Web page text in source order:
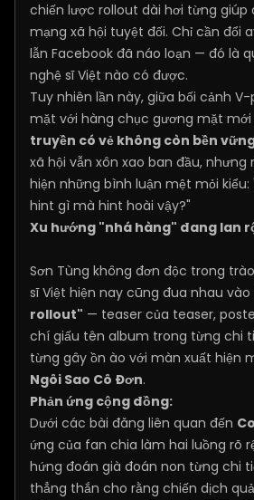
chiến lược rollout dài hơi từng giúp
mạng xã hội tuyệt đối. Chỉ cần đổi
lẫn Facebook đã náo loạn — đó là
nghệ sĩ Việt nào có được.
Tuy nhiên lần này, giữa bối cảnh
mặt với hàng chục gương mặt mới
truyền có vẻ không còn bền
xã hội vẫn xôn xao ban đầu,
hiện những bình luận mệt mỏi kiểu:
hint gì mà hint hoài vậy?"
Xu hướng "nhá hàng" đang lan
Sơn Tùng không đơn độc trong
sĩ Việt hiện nay cũng đua nhau vào
rollout" — teaser của teaser,
chí giấu tên album trong từng chi
từng gây ồn ào với màn xuất hiện
Ngôi Sao Cô Đơn.
Phản ứng cộng đồng:
Dưới các bài đăng liên quan đến
ứng của fan chia làm hai luồng rõ
hứng đoán già đoán non từng chi
thẳng thắn cho rằng chiến dịch